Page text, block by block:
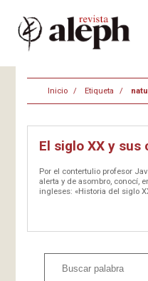
Inicio Etiqueta
El siglo XX y sus
Por el contertulio profesor
alerta y de asombro, conocí,
ingleses: «Historia del siglo
Watson (Ed. Crítica,